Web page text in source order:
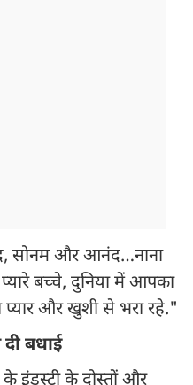
सोनम और आनंद…नाना
बच्चे, दुनिया में आपका
और खुशी से भरा रहे."
बधाई